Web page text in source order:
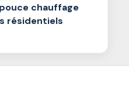
chauffage
résidentiels